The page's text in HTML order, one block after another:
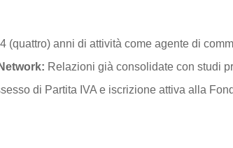
(quattro) anni di attività come agente di
Relazioni già consolidate con studi
di Partita IVA e iscrizione attiva alla